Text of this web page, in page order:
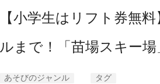
【小学生はリフト券無
ルまで！「苗場スキー
あそびのジャンル タグ